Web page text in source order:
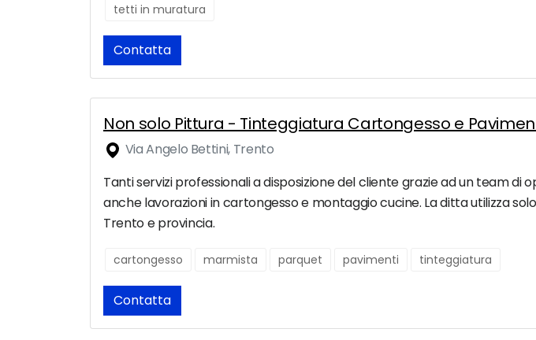
tetti in muratura
Contatta
Non solo Pittura - Tinteggiatura Cartongesso e
Via Angelo Bettini, Trento
Tanti servizi professionali a disposizione del cliente grazie ad un team
anche lavorazioni in cartongesso e montaggio cucine. La ditta utilizza
Trento e provincia.
cartongesso marmista parquet pavimenti tinteggiatura
Contatta